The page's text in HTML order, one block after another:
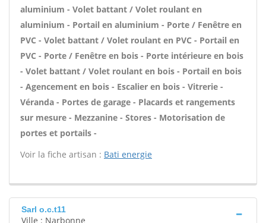
aluminium - Volet battant / Volet roulant en
aluminium - Portail en aluminium - Porte / Fenêtre en
PVC - Volet battant / Volet roulant en PVC - Portail en
PVC - Porte / Fenêtre en bois - Porte intérieure en bois
- Volet battant / Volet roulant en bois - Portail en bois
- Agencement en bois - Escalier en bois - Vitrerie -
Véranda - Portes de garage - Placards et rangements
sur mesure - Mezzanine - Stores - Motorisation de
portes et portails -
Voir la fiche artisan : Bati energie
Sarl o.c.t11
Ville : Narbonne